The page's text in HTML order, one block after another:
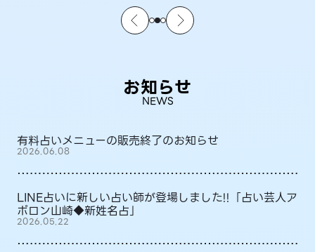
お知らせ
NEWS
有料占いメニューの販売終了のお知らせ
2026.06.08
LINE占いに新しい占い師が登場しました!!「占い芸人ア
ポロン山崎◆新姓名占」
2026.05.22